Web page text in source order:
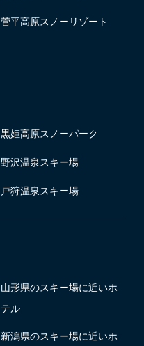
菅平高原スノーリゾート
黒姫高原スノーパーク
野沢温泉スキー場
戸狩温泉スキー場
山形県のスキー場に近いホ
テル
新潟県のスキー場に近いホ